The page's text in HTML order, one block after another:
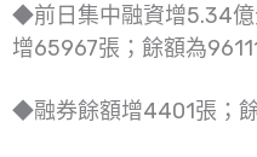
◆前日集中融資增5.34億
增65967張；餘額為
◆融券餘額增4401張；